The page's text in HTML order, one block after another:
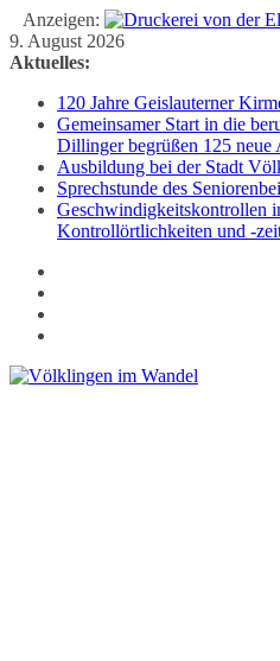
Anzeigen:
Zum
Inhalt
9. August 2026
Aktuelles:
120 Jahre Geislauterner
Gemeinsamer Start in die
Dillinger begrüßen 125 neue
Ausbildung bei der Stadt
Sprechstunde des
Geschwindigkeitskontrollen
Kontrollörtlichkeiten und -